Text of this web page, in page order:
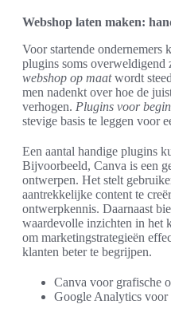
Webshop laten maken:
Voor startende ondernemers
plugins soms overweldigend
webshop op maatwordt
men nadenkt over hoe de
verhogen. Plugins voor
stevige basis te leggen voor
Een aantal handige plugins
Bijvoorbeeld, Canva is een
ontwerpen. Het stelt
aantrekkelijke content te
ontwerpkennis. Daarnaast
waardevolle inzichten in het
om marketingstrategieën
klanten beter te begrijpen.
Canva voor grafische
Google Analytics voor